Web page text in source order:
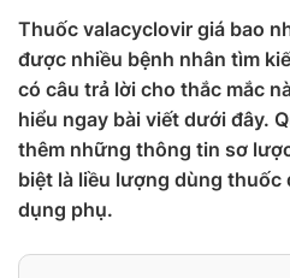
Thuốc valacyclovir giá bao
được nhiều bệnh nhân tìm
có câu trả lời cho thắc mắc
hiểu ngay bài viết dưới đây.
thêm những thông tin sơ
biệt là liều lượng dùng thuốc
dụng phụ.